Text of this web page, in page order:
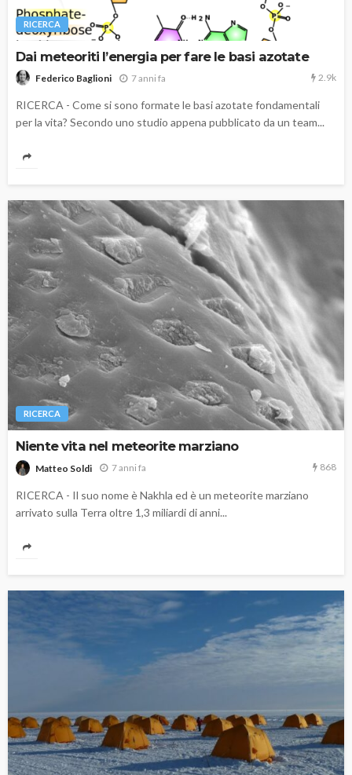
RICERCA
Dai meteoriti l’energia per fare le basi azotate
Federico Baglioni 7 anni fa 2.9k
RICERCA - Come si sono formate le basi azotate fondamentali
per la vita? Secondo uno studio appena pubblicato da un team...
RICERCA
Niente vita nel meteorite marziano
Matteo Soldi 7 anni fa 868
RICERCA - Il suo nome è Nakhla ed è un meteorite marziano
arrivato sulla Terra oltre 1,3 miliardi di anni...